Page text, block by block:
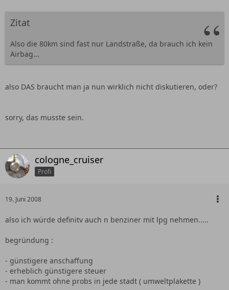
Zitat
Also die 80km sind fast nur Landstraße, da brauch ich kein
Airbag...
also DAS braucht man ja nun wirklich nicht diskutieren, oder?
sorry, das musste sein.
cologne_cruiser
Profi
19. Juni 2008
also ich würde definitv auch n benziner mit lpg nehmen.....
begründung :
- günstigere anschaffung
- erheblich günstigere steuer
- man kommt ohne probs in jede stadt ( umweltplakette )